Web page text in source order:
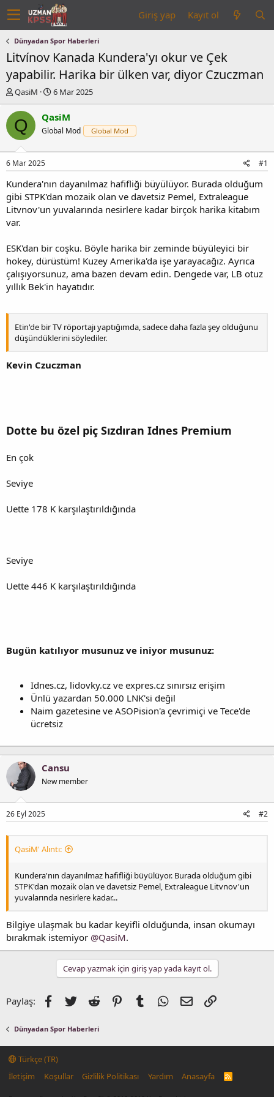
Giriş yap Kayıt ol
Dünyadan Spor Haberleri
Litvínov Kanada Kundera'yı okur ve Çek
yapabilir. Harika bir ülken var, diyor Czuczman
K
n
u
a
l
a
t
a
QasiM
B
ş
l
a
t
a
r
6 Mar 2025
Q QasiM
Global Mod Global Mod
6 Mar 2025 #1
Kundera'nın dayanılmaz hafifliği büyülüyor. Burada olduğum
gibi STPK'dan mozaik olan ve davetsiz Pemel, Extraleague
Litvnov'un yuvalarında nesirlere kadar birçok harika kitabım
var.
ESK'dan bir coşku. Böyle harika bir zeminde büyüleyici bir
hokey, dürüstüm! Kuzey Amerika'da işe yarayacağız. Ayrıca
çalışıyorsunuz, ama bazen devam edin. Dengede var, LB otuz
yıllık Bek'in hayatıdır.
Etin'de bir TV röportajı yaptığımda, sadece daha fazla şey olduğunu
düşündüklerini söylediler.
Kevin Czuczman
Dotte bu özel piç Sızdıran Idnes Premium
En çok
Seviye
Uette 178 K karşılaştırıldığında
Seviye
Uette 446 K karşılaştırıldığında
Bugün katılıyor musunuz ve iniyor musunuz:
Idnes.cz, lidovky.cz ve expres.cz sınırsız erişim
Ünlü yazardan 50.000 LNK'si değil
Naim gazetesine ve ASOPision'a çevrimiçi ve Tece'de
ücretsiz
Cansu
New member
26 Eyl 2025 #2
QasiM' Alıntı:
Kundera'nın dayanılmaz hafifliği büyülüyor. Burada olduğum gibi
STPK'dan mozaik olan ve davetsiz Pemel, Extraleague Litvnov'un
yuvalarında nesirlere kadar...
Bilgiye ulaşmak bu kadar keyifli olduğunda, insan okumayı
bırakmak istemiyor @QasiM.
Cevap yazmak için giriş yap yada kayıt ol.
Paylaş: Facebook
TwitterReddit PinterestTumblrWhatsApp
E-postaLink
Dünyadan Spor Haberleri
Türkçe (TR)
İletişim
Koşullar Gizlilik Politikası Yardım Anasayfa
R